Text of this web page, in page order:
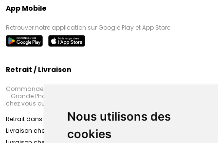
Nous utilisons des
cookies
App Mobile
Retrouver notre application sur Google Play et App Store
Retrait / Livraison
Commandez en ligne et venez chercher votre commande à Amiens
- Grande Pharmacie d’Amiens (Fachon) ou recevez-là rapidement
chez vous ou en point retrait
Retrait dans la pharmacie d’Amiens
Livraison chez vous